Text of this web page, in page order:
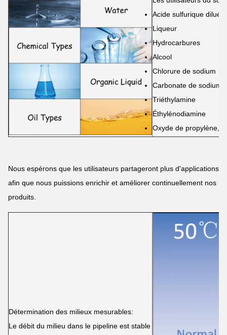
Acide sulfurique dilué
Liqueur
Hydrocarbures
Alcool
Chlorure de sodium
Carbonate de sodium
Triéthylamine
Éthylénodiamine
Oxyde de propylène,
Nous espérons que les utilisateurs partageront plus d'applications
afin que nous puissions enrichir et améliorer continuellement nos
produits.
Détermination des milieux mesurables:
Le débit du milieu dans le pipeline est stable